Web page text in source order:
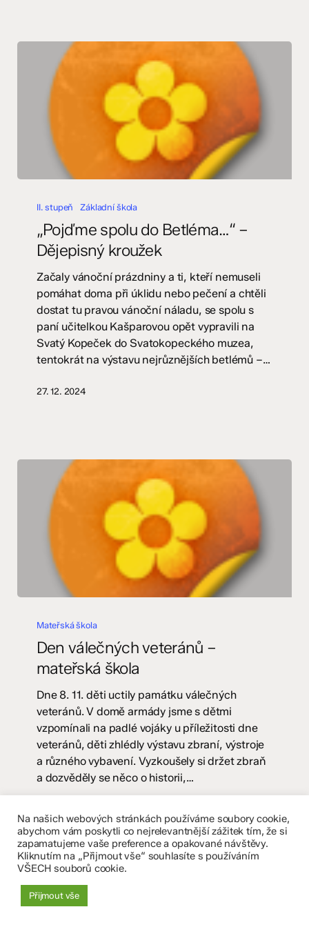
spolu
Betléma…“
Dějepisný
kroužek
II. stupeň Základní škola
„Pojďme spolu do Betléma…“ –
Dějepisný kroužek
Začaly vánoční prázdniny a ti, kteří nemuseli
pomáhat doma při úklidu nebo pečení a chtěli
dostat tu pravou vánoční náladu, se spolu s
paní učitelkou Kašparovou opět vypravili na
Svatý Kopeček do Svatokopeckého muzea,
tentokrát na výstavu nejrůznějších betlémů –…
27. 12. 2024
válečných
mateřská
Mateřská škola
Den válečných veteránů –
mateřská škola
Dne 8. 11. děti uctily památku válečných
veteránů. V domě armády jsme s dětmi
vzpomínali na padlé vojáky u příležitosti dne
veteránů, děti zhlédly výstavu zbraní, výstroje
a různého vybavení. Vyzkoušely si držet zbraň
a dozvěděly se něco o historii,…
Na našich webových stránkách používáme soubory cookie,
abychom vám poskytli co nejrelevantnější zážitek tím, že si
zapamatujeme vaše preference a opakované návštěvy.
Kliknutím na „Přijmout vše“ souhlasíte s používáním
VŠECH souborů cookie.
Přijmout vše